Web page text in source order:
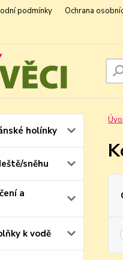
podmínky Ochrana
holínky
sněhu
a
k vodě